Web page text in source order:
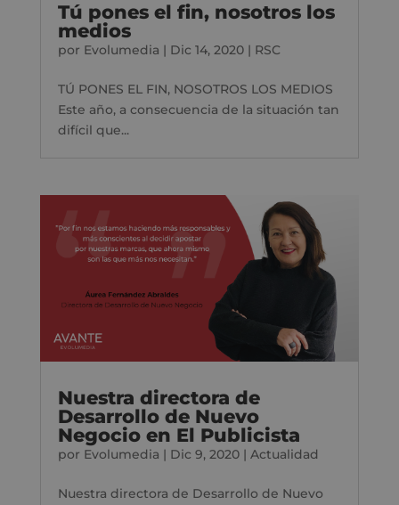
Tú pones el fin, nosotros los
medios
por Evolumedia | Dic 14, 2020| RSC
TÚ PONES EL FIN, NOSOTROS LOS MEDIOS
Este año, a consecuencia de la situación tan
difícil que...
Nuestra directora de
Desarrollo de Nuevo
Negocio en El Publicista
por Evolumedia | Dic 9, 2020| Actualidad
Nuestra directora de Desarrollo de Nuevo